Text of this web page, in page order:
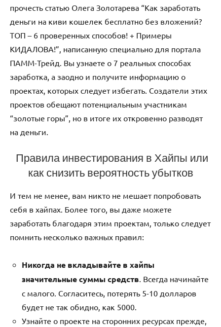
прочесть статью Олега Золотарева “Как заработать
деньги на киви кошелек бесплатно без вложений?
ТОП – 6 проверенных способов! + Примеры
КИДАЛОВА!”, написанную специально для портала
ПАММ-Трейд. Вы узнаете о 7 реальных способах
заработка, а заодно и получите информацию о
проектах, которых следует избегать. Создатели этих
проектов обещают потенциальным участникам
“золотые горы”, но в итоге их откровенно разводят
на деньги.
Правила инвестирования в Хайпы или
как снизить вероятность убытков
И тем не менее, вам никто не мешает попробовать
себя в хайпах. Более того, вы даже можете
заработать благодаря этим проектам, только следует
помнить несколько важных правил:
Никогда не вкладывайте в хайпы
значительные суммы средств . Всегда начинайте
с малого. Согласитесь, потерять 5-10 долларов
будет не так обидно, как 5000.
Узнайте о проекте на сторонних ресурсах прежде,